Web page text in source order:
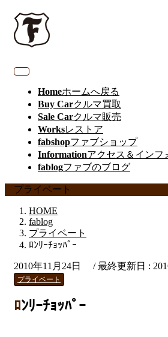
Homeホームへ戻る
Buy Carクルマ買取
Sale Carクルマ販売
Worksレストア
fabshopファブショップ
Informationアクセス＆インフ
fablogファブのブログ
プライベート
HOME
fablog
プライベート
ﾛﾝﾘｰﾁｮｯﾊﾟｰ
2010年11月24日 / 最終更新日 :
プライベート
ﾛﾝﾘｰﾁｮｯﾊﾟｰ